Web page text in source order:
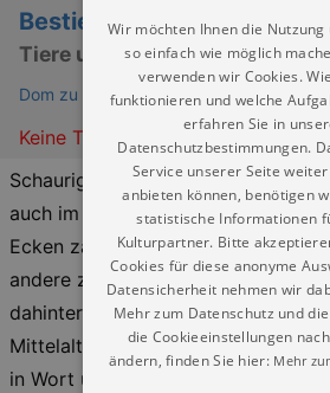
Bestien des Mittelalters
Tiere und Fabelwesen im
Dom zu Meißen - Hochstift Meißen
Keine Termine
Schaurige Fratzen schauen vom
auch im Inneren der Kirche
Ecken zahlreiche Tierdarstellungen
andere zum Schmunzeln. Doch was
dahinter? Lernen Sie die
Mittelalters kennen, die reale und
in Wort und Bild
Wir möchten Ihnen die Nutzung
so einfach wie möglich
verwenden wir Cookies.
funktionieren und welche
erfahren Sie in
Datenschutzbestimmungen.
Service unserer Seite
anbieten können, benötigen
statistische Informationen
Kulturpartner. Bitte
Cookies für diese anonyme
Datensicherheit nehmen wir
Mehr zum Datenschutz und
die Cookieeinstellungen
ändern, finden Sie hier: Mehr